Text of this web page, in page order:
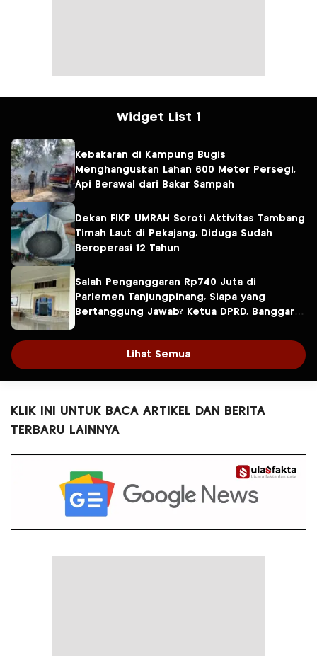
Widget List 1
Kebakaran di Kampung Bugis
Menghanguskan Lahan 600 Meter Persegi,
Api Berawal dari Bakar Sampah
Dekan FIKP UMRAH Soroti Aktivitas Tambang
Timah Laut di Pekajang, Diduga Sudah
Beroperasi 12 Tahun
Salah Penganggaran Rp740 Juta di
Parlemen Tanjungpinang, Siapa yang
Bertanggung Jawab? Ketua DPRD, Banggar
Lihat Semua
KLIK INI UNTUK BACA ARTIKEL DAN BERITA
TERBARU LAINNYA